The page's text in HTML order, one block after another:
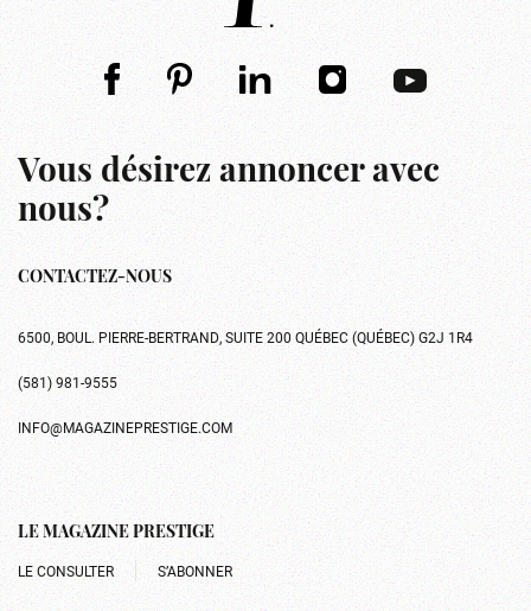
Vous désirez annoncer avec
nous?
CONTACTEZ-NOUS
6500, BOUL. PIERRE-BERTRAND, SUITE 200 QUÉBEC (QUÉBEC) G2J 1R4
(581) 981-9555
INFO@MAGAZINEPRESTIGE.COM
LE MAGAZINE PRESTIGE
LE CONSULTER S’ABONNER